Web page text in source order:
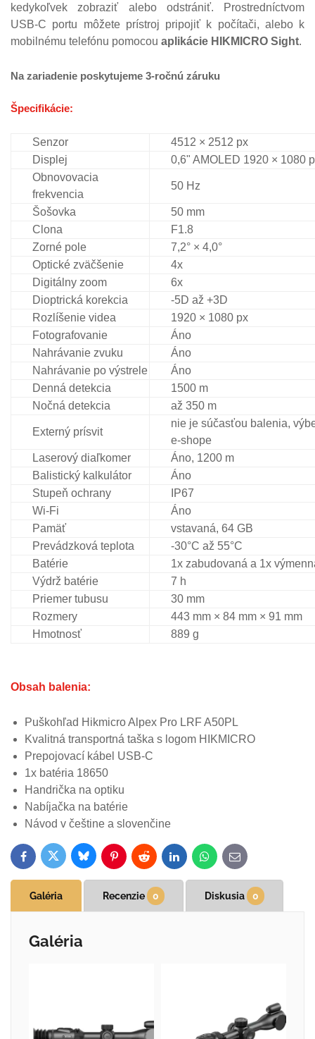
kedykoľvek zobraziť alebo odstrániť. Prostredníctvom
USB-C portu môžete prístroj pripojiť k počítači, alebo k
mobilnému telefónu pomocou aplikácie HIKMICRO Sight.
Na zariadenie poskytujeme 3-ročnú záruku
Špecifikácie:
Senzor
4512 × 2512 px
Displej
0,6" AMOLED 1920 × 1080
Obnovovacia
frekvencia
50 Hz
Šošovka
50 mm
Clona
F1.8
Zorné pole
7,2° × 4,0°
Optické zväčšenie
4x
Digitálny zoom
6x
Dioptrická korekcia
-5D až +3D
Rozlíšenie videa
1920 × 1080 px
Fotografovanie
Áno
Nahrávanie zvuku
Áno
Nahrávanie po výstrele
Áno
Denná detekcia
1500 m
Nočná detekcia
až 350 m
Externý prísvit
nie je súčasťou balenia,
e-shope
Laserový diaľkomer
Áno, 1200 m
Balistický kalkulátor
Áno
Stupeň ochrany
IP67
Wi-Fi
Áno
Pamäť
vstavaná, 64 GB
Prevádzková teplota
-30°C až 55°C
Batérie
1x zabudovaná a 1x
Výdrž batérie
7 h
Priemer tubusu
30 mm
Rozmery
443 mm × 84 mm × 91 mm
Hmotnosť
889 g
Obsah balenia:
Puškohľad Hikmicro Alpex Pro LRF A50PL
Kvalitná transportná taška s logom HIKMICRO
Prepojovací kábel USB-C
1x batéria 18650
Handrička na optiku
Nabíjačka na batérie
Návod v češtine a slovenčine
FacebookTwitterBlueskyPinterestReddit LinkedInWhatsApp
E-
mail
Galéria Recenzie 0 Diskusia 0
Galéria